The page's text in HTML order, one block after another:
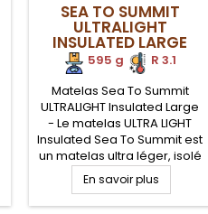
SEA TO SUMMIT
ULTRALIGHT
INSULATED LARGE
595 g
R 3.1
Matelas Sea To Summit
ULTRALIGHT Insulated Large
- Le matelas ULTRA LIGHT
Insulated Sea To Summit est
un matelas ultra léger, isolé
et chaud (indice R-Value
3.1) pour un meilleur confort
du randonneur en trek ultra
En savoir plus